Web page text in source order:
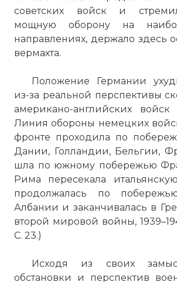
советских войск и
мощную оборону на
направлениях, держало здесь
вермахта.
Положение Германии
из-за реальной перспективы
американо-английских
Линия обороны немецких
фронте проходила по
Дании, Голландии, Бельгии,
шла по южному побережью
Рима пересекала
продолжалась по
Албании и заканчивалась в
второй мировой войны,
С. 23.)
Исходя из своих
обстановки и перспектив